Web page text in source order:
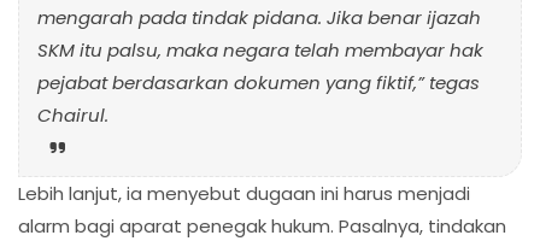
mengarah pada tindak pidana. Jika benar ijazah
SKM itu palsu, maka negara telah membayar hak
pejabat berdasarkan dokumen yang fiktif,” tegas
Chairul.
Lebih lanjut, ia menyebut dugaan ini harus menjadi
alarm bagi aparat penegak hukum. Pasalnya, tindakan